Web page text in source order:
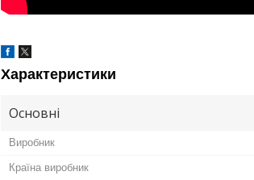
Характеристики
Основні
Виробник
Країна виробник